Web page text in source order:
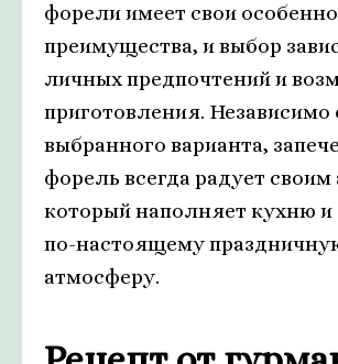
форели имеет свои
преимущества, и выбор
личных предпочтений и
приготовления. Независимо
выбранного варианта,
форель всегда радует
который наполняет кухню и
по-настоящему
атмосферу.